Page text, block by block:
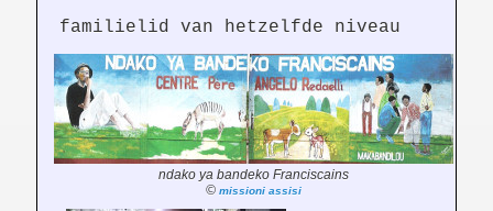
familielid van hetzelfde niveau
ndako ya bandeko Franciscains
© missioni assisi